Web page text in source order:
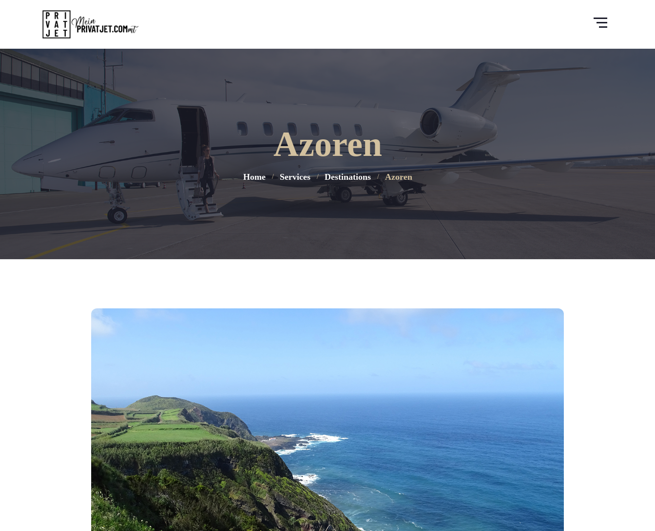
Azoren
Home Services Destinations Azoren